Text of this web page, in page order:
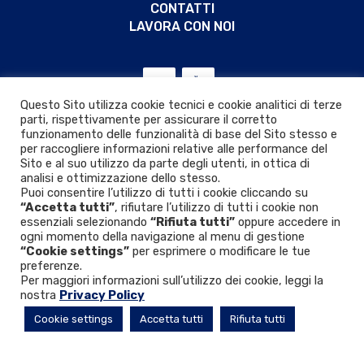
CONTATTI
LAVORA CON NOI
Privacy & Cookie policy
© 2026 VIR VALVOINDUSTRIA ING. RIZZIO S.p.A.
Questo Sito utilizza cookie tecnici e cookie analitici di terze
parti, rispettivamente per assicurare il corretto
funzionamento delle funzionalità di base del Sito stesso e
per raccogliere informazioni relative alle performance del
Sito e al suo utilizzo da parte degli utenti, in ottica di
analisi e ottimizzazione dello stesso.
Puoi consentire l’utilizzo di tutti i cookie cliccando su
“Accetta tutti”, rifiutare l’utilizzo di tutti i cookie non
essenziali selezionando “Rifiuta tutti” oppure accedere in
ogni momento della navigazione al menu di gestione
“Cookie settings” per esprimere o modificare le tue
preferenze.
Per maggiori informazioni sull’utilizzo dei cookie, leggi la
nostra Privacy Policy
Cookie settings Accetta tutti Rifiuta tutti